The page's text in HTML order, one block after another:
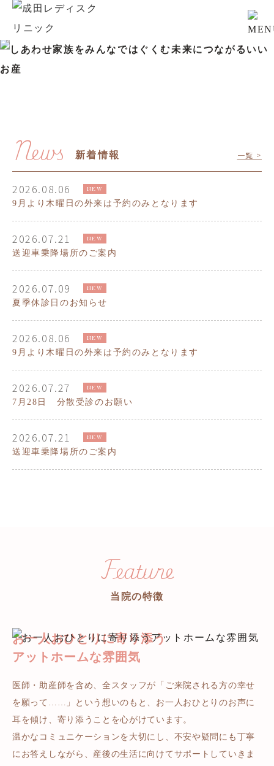
News 新着情報 一覧 >
2026.08.06 NEW
9月より木曜日の外来は予約のみとなります
2026.07.21 NEW
送迎車乗降場所のご案内
2026.07.09 NEW
夏季休診日のお知らせ
2026.08.06 NEW
9月より木曜日の外来は予約のみとなります
2026.07.27 NEW
7月28日 分散受診のお願い
2026.07.21 NEW
送迎車乗降場所のご案内
Feature
当院の特徴
お一人おひとりに寄り添う
アットホームな雰囲気
医師・助産師を含め、全スタッフが「ご来院される方の幸せ
を願って……」という想いのもと、お一人おひとりのお声に
耳を傾け、寄り添うことを心がけています。
温かなコミュニケーションを大切にし、不安や疑問にも丁寧
にお答えしながら、産後の生活に向けてサポートしていきま